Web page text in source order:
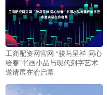
工商配资网官网 “骏马呈祥 同心
绘春”书画小品与现代刻字艺术
邀请展在渝启幕